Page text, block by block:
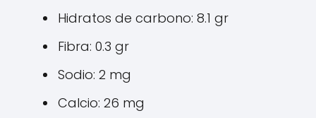
Hidratos de carbono: 8.1 gr
Fibra: 0.3 gr
Sodio: 2 mg
Calcio: 26 mg